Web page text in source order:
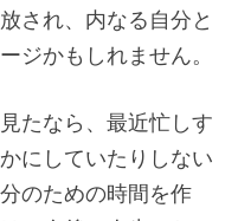
され、内なる自分と
ジかもしれません。
たなら、最近忙しす
にしていたり​​しない
のための時間を作